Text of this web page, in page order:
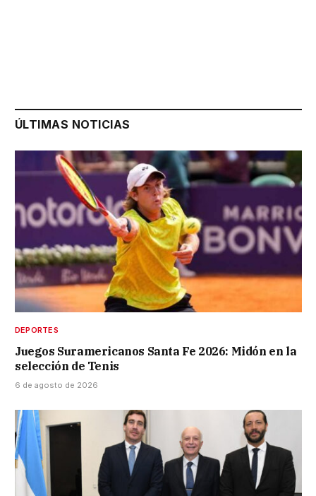
ÚLTIMAS NOTICIAS
DEPORTES
Juegos Suramericanos Santa Fe 2026: Midón en la
selección de Tenis
6 de agosto de 2026